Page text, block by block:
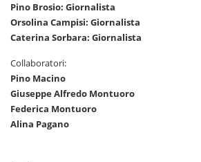
Pino Brosio: Giornalista
Orsolina Campisi: Giornalista
Caterina Sorbara: Giornalista
Collaboratori:
Pino Macino
Giuseppe Alfredo Montuoro
Federica Montuoro
Alina Pagano